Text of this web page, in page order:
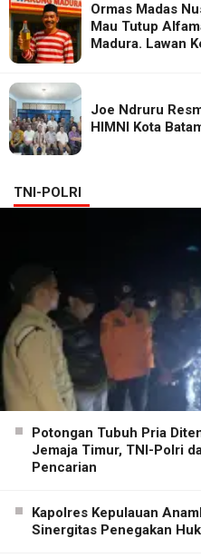
Ormas Madas
Mau Tutup
Madura. Lawan
Joe Ndruru
HIMNI Kota
TNI-POLRI
Potongan Tubuh Pria
Jemaja Timur, TNI-Polri
Pencarian
Kapolres Kepulauan
Sinergitas Penegakan